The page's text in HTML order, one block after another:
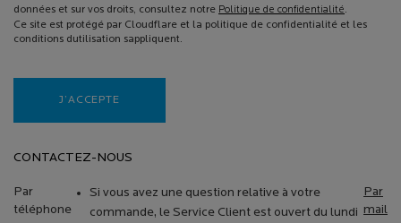
données et sur vos droits, consultez notre Politique de confidentialité.
Ce site est protégé par Cloudflare et la politique de confidentialité et les
conditions dutilisation sappliquent.
J’ACCEPTE
CONTACTEZ-NOUS
Par
téléphone
Si vous avez une question relative à votre
commande, le Service Client est ouvert du lundi
Par
mail